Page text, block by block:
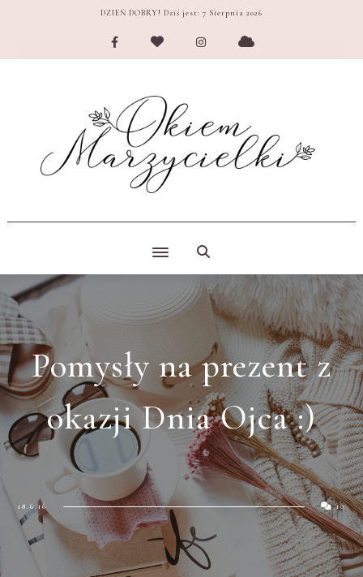
DZIEŃ DOBRY! Dziś jest: 7 Sierpnia 2026
Pomysły na prezent z
okazji Dnia Ojca :)
18.6.16 10